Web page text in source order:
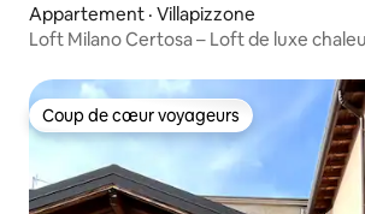
Appartement · Villapizzone
Loft Milano Certosa – Loft de luxe
Coup de cœur voyageurs
Coup de cœur voyageurs